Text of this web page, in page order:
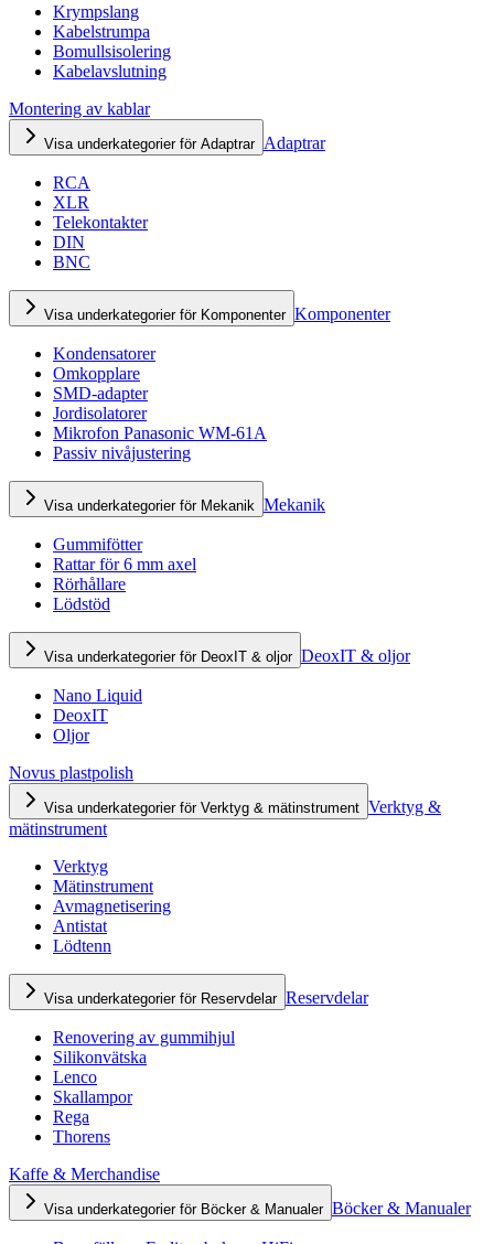
Krympslang
Kabelstrumpa
Bomullsisolering
Kabelavslutning
Montering av kablar
Visa underkategorier för Adaptrar Adaptrar
RCA
XLR
Telekontakter
DIN
BNC
Visa underkategorier för Komponenter Komponenter
Kondensatorer
Omkopplare
SMD-adapter
Jordisolatorer
Mikrofon Panasonic WM-61A
Passiv nivåjustering
Visa underkategorier för Mekanik Mekanik
Gummifötter
Rattar för 6 mm axel
Rörhållare
Lödstöd
Visa underkategorier för DeoxIT & oljor DeoxIT & oljor
Nano Liquid
DeoxIT
Oljor
Novus plastpolish
Visa underkategorier för Verktyg & mätinstrument Verktyg &
mätinstrument
Verktyg
Mätinstrument
Avmagnetisering
Antistat
Lödtenn
Visa underkategorier för Reservdelar Reservdelar
Renovering av gummihjul
Silikonvätska
Lenco
Skallampor
Rega
Thorens
Kaffe & Merchandise
Visa underkategorier för Böcker & Manualer Böcker & Manualer